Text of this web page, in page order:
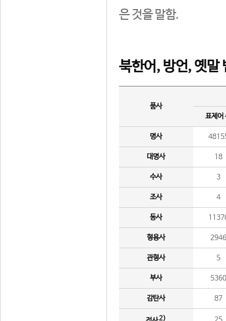
은 것을 말함.
북한어, 방언, 옛말
품사
표제어
명사
대명사 18
수사 3
조사 4
동사
형용사 2946
관형사 5
부사 5360
감탄사 87
2) 25